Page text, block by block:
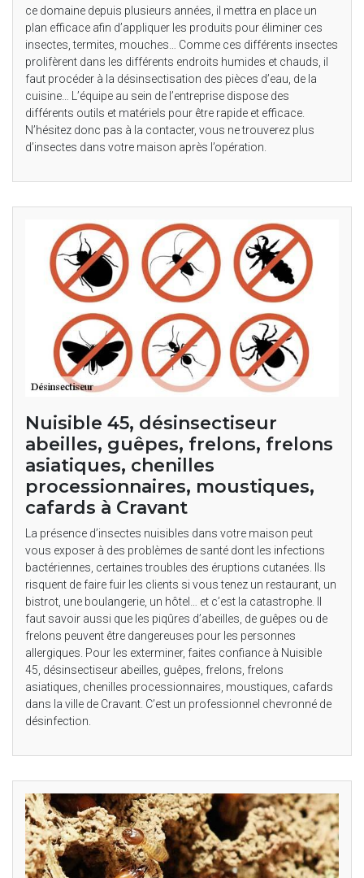
ce domaine depuis plusieurs années, il mettra en place un
plan efficace afin d’appliquer les produits pour éliminer ces
insectes, termites, mouches… Comme ces différents insectes
prolifèrent dans les différents endroits humides et chauds, il
faut procéder à la désinsectisation des pièces d’eau, de la
cuisine… L’équipe au sein de l’entreprise dispose des
différents outils et matériels pour être rapide et efficace.
N’hésitez donc pas à la contacter, vous ne trouverez plus
d’insectes dans votre maison après l’opération.
Nuisible 45, désinsectiseur
abeilles, guêpes, frelons, frelons
asiatiques, chenilles
processionnaires, moustiques,
cafards à Cravant
La présence d’insectes nuisibles dans votre maison peut
vous exposer à des problèmes de santé dont les infections
bactériennes, certaines troubles des éruptions cutanées. Ils
risquent de faire fuir les clients si vous tenez un restaurant, un
bistrot, une boulangerie, un hôtel… et c’est la catastrophe. Il
faut savoir aussi que les piqûres d’abeilles, de guêpes ou de
frelons peuvent être dangereuses pour les personnes
allergiques. Pour les exterminer, faites confiance à Nuisible
45, désinsectiseur abeilles, guêpes, frelons, frelons
asiatiques, chenilles processionnaires, moustiques, cafards
dans la ville de Cravant. C’est un professionnel chevronné de
désinfection.